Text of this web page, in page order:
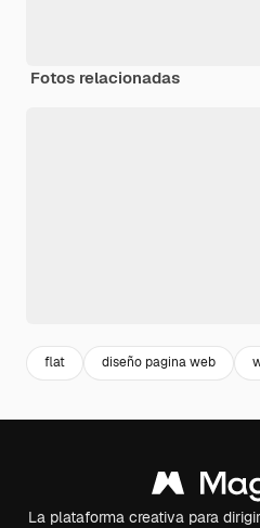
Fotos relacionadas
flat diseño pagina web
La plataforma creativa para